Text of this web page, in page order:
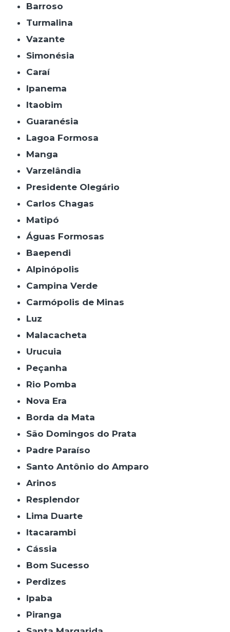
Barroso
Turmalina
Vazante
Simonésia
Caraí
Ipanema
Itaobim
Guaranésia
Lagoa Formosa
Manga
Varzelândia
Presidente Olegário
Carlos Chagas
Matipó
Águas Formosas
Baependi
Alpinópolis
Campina Verde
Carmópolis de Minas
Luz
Malacacheta
Urucuia
Peçanha
Rio Pomba
Nova Era
Borda da Mata
São Domingos do Prata
Padre Paraíso
Santo Antônio do Amparo
Arinos
Resplendor
Lima Duarte
Itacarambi
Cássia
Bom Sucesso
Perdizes
Ipaba
Piranga